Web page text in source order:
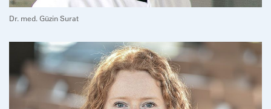
Dr. med. Güzin Surat